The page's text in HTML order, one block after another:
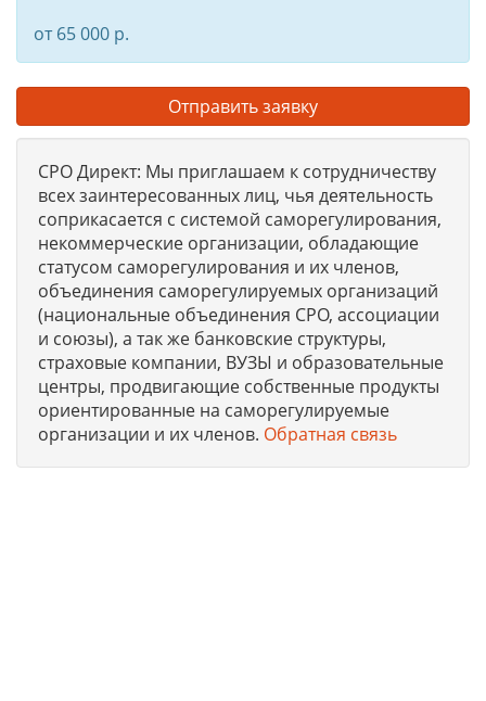
от 65 000 р.
Отправить заявку
СРО Директ: Мы приглашаем к сотрудничеству
всех заинтересованных лиц, чья деятельность
соприкасается с системой саморегулирования,
некоммерческие организации, обладающие
статусом саморегулирования и их членов,
объединения саморегулируемых организаций
(национальные объединения СРО, ассоциации
и союзы), а так же банковские структуры,
страховые компании, ВУЗЫ и образовательные
центры, продвигающие собственные продукты
ориентированные на саморегулируемые
организации и их членов. Обратная связь